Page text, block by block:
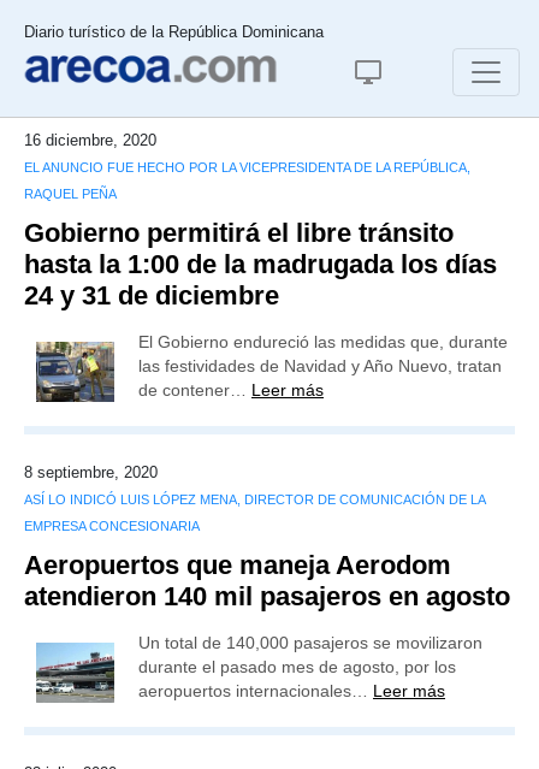
Diario turístico de la República Dominicana
16 diciembre, 2020
EL ANUNCIO FUE HECHO POR LA VICEPRESIDENTA DE LA REPÚBLICA,
RAQUEL PEÑA
Gobierno permitirá el libre tránsito
hasta la 1:00 de la madrugada los días
24 y 31 de diciembre
El Gobierno endureció las medidas que, durante
las festividades de Navidad y Año Nuevo, tratan
de contener… Leer más
8 septiembre, 2020
ASÍ LO INDICÓ LUIS LÓPEZ MENA, DIRECTOR DE COMUNICACIÓN DE LA
EMPRESA CONCESIONARIA
Aeropuertos que maneja Aerodom
atendieron 140 mil pasajeros en agosto
Un total de 140,000 pasajeros se movilizaron
durante el pasado mes de agosto, por los
aeropuertos internacionales… Leer más